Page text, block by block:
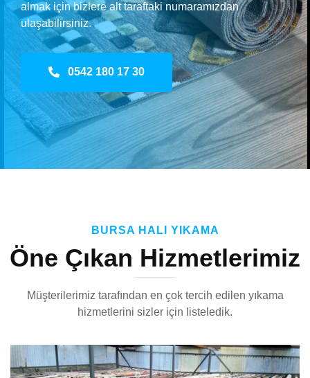
almak için bizlere alt taraftaki numaramızdan
ulaşabilirsiniz.
0542 180 17 30
BURSA HALI YIKAMA
Öne Çıkan Hizmetlerimiz
Müşterilerimiz tarafından en çok tercih edilen yıkama
hizmetlerini sizler için listeledik.